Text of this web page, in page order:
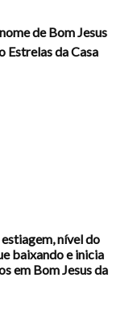
de Bom Jesus
Estrelas da Casa
nível do
baixando e inicia
em Bom Jesus da